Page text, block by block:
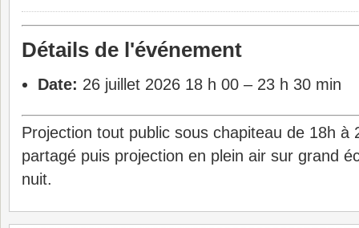
Détails de l'événement
Date: 26 juillet 2026 18 h 00 – 23 h 30 min
Projection tout public sous chapiteau de 18h à
partagé puis projection en plein air sur grand
nuit.